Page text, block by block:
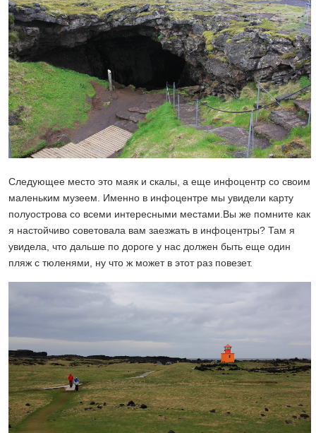
Следующее место это маяк и скалы, а еще инфоцентр со своим
маленьким музеем. Именно в инфоцентре мы увидели карту
полуострова со всеми интересными местами.Вы же помните как
я настойчиво советовала вам заезжать в инфоцентры? Там я
увидела, что дальше по дороге у нас должен быть еще один
пляж с тюленями, ну что ж может в этот раз повезет.